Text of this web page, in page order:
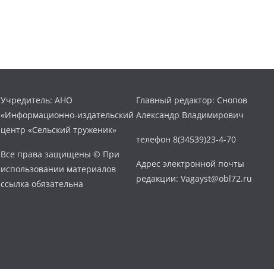
Учредитель: АНО
«Информационно-издательский
центр «Сельский труженик»
Все права защищены © При
использовании материалов
ссылка обязательна
Главный редактор: Снопов
Александр Владимирович
телефон 8(34539)23-4-70
Адрес электронной почты
редакции: Vagayst@obl72.ru